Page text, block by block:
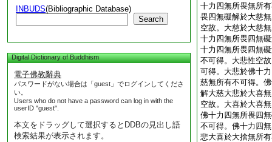
INBUDS(Bibliographic Database)
Search
Digital Dictionary of Buddhism
電子佛教辭典
パスワードがない場合は「guest」でログインしてくださ
い。
Users who do not have a password can log in with the
userID "guest".
本文をドラッグして選択するとDDBの見出し語
検索結果が表示されます。
十力四無所畏無所
畏四無礙解於大慈
空故。大慈於大慈
十力四無所畏四無
十力四無所畏四無
不可得。大悲性空
可得。大悲於佛十
慈無所有不可得。
解大慈大悲於大喜
空故。大喜於大喜
佛十力四無所畏四
不可得。佛十力四
悲大喜於大捨無所